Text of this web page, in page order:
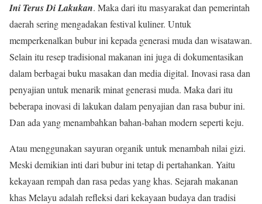
Ini Terus Di Lakukan. Maka dari itu masyarakat dan pemerintah
daerah sering mengadakan festival kuliner. Untuk
memperkenalkan bubur ini kepada generasi muda dan wisatawan.
Selain itu resep tradisional makanan ini juga di dokumentasikan
dalam berbagai buku masakan dan media digital. Inovasi rasa dan
penyajian untuk menarik minat generasi muda. Maka dari itu
beberapa inovasi di lakukan dalam penyajian dan rasa bubur ini.
Dan ada yang menambahkan bahan-bahan modern seperti keju.
Atau menggunakan sayuran organik untuk menambah nilai gizi.
Meski demikian inti dari bubur ini tetap di pertahankan. Yaitu
kekayaan rempah dan rasa pedas yang khas. Sejarah makanan
khas Melayu adalah refleksi dari kekayaan budaya dan tradisi